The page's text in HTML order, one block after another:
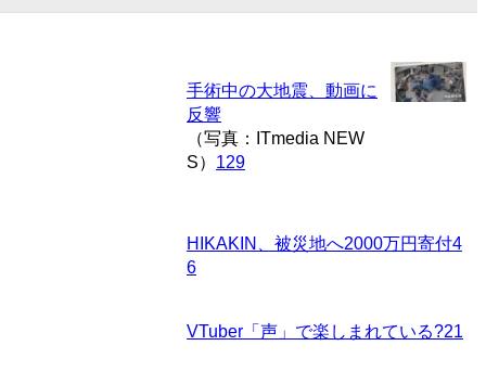
手術中の大地震、動画に
反響
（写真：ITmedia NEW
S） 129
HIKAKIN、被災地へ2000万円寄付4
6
VTuber「声」で楽しまれている?21